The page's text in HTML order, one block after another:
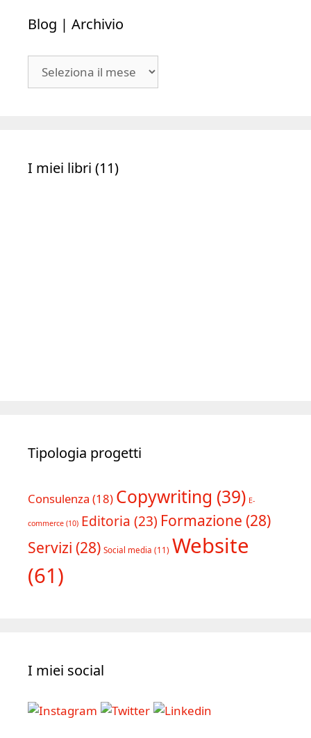
Blog | Archivio
I miei libri (11)
Tipologia progetti
Consulenza